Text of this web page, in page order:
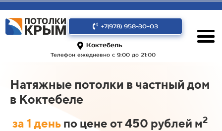
+7(978) 958-30-03
Коктебель
Телефон ежедневно с 9:00 до 21:00
Натяжные потолки в частный дом
в Коктебеле
за 1 день по цене от 450 рублей м2